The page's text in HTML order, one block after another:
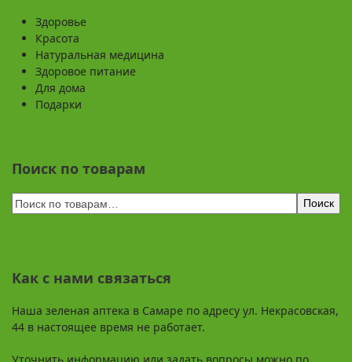
Здоровье
Красота
Натуральная медицина
Здоровое питание
Для дома
Подарки
Поиск по товарам
Поиск
Как с нами связаться
Наша зеленая аптека в Самаре по адресу ул. Некрасовская,
44 в настоящее время не работает.